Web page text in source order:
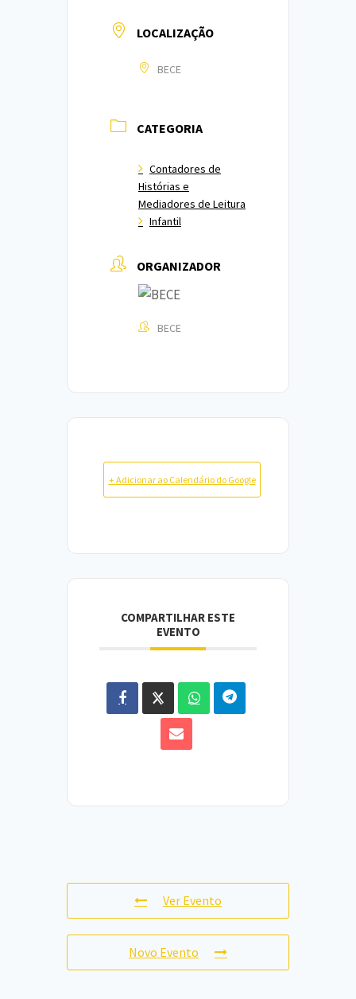
LOCALIZAÇÃO
BECE
CATEGORIA
Contadores de
Histórias e
Mediadores de Leitura
Infantil
ORGANIZADOR
BECE
+ Adicionar ao Calendário do Google
COMPARTILHAR ESTE
EVENTO
Ver Evento
Novo Evento